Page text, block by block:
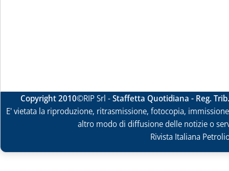
Copyright 2010©RIP Srl -Staffetta Quotidiana - Reg.
E' vietata la riproduzione, ritrasmissione, fotocopia,
altro modo di diffusione delle notizie o
Rivista Italiana